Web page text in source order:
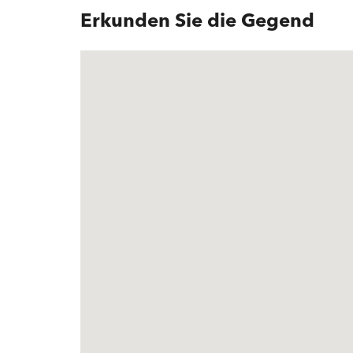
Baujahr 2022
Informationen
Erkunden Sie die Gegend